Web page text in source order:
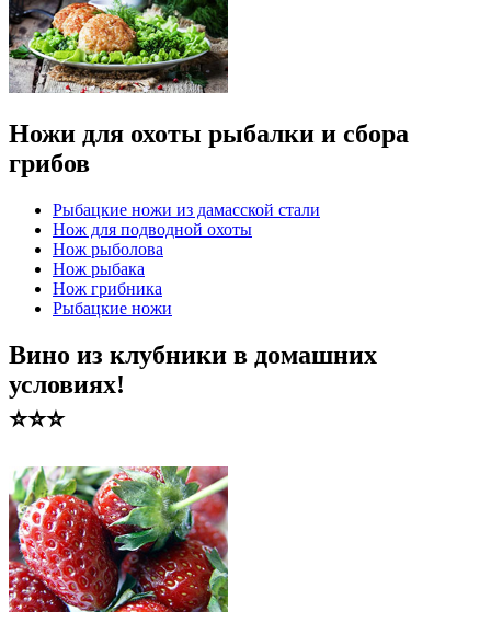
Ножи для охоты рыбалки и сбора
грибов
Рыбацкие ножи из дамасской стали
Нож для подводной охоты
Нож рыболова
Нож рыбака
Нож грибника
Рыбацкие ножи
Вино из клубники в домашних
условиях!
⭐️⭐️⭐️